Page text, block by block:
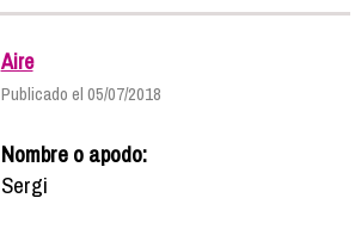
Aire
Publicado el 05/07/2018
Nombre o apodo:
Sergi